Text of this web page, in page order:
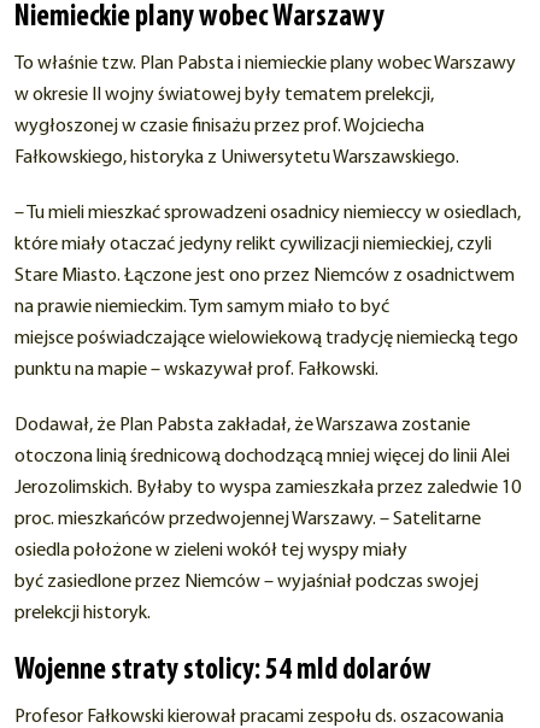
Niemieckie plany wobec Warszawy
To właśnie tzw. Plan Pabsta i niemieckie plany wobec Warszawy
w okresie II wojny światowej były tematem prelekcji,
wygłoszonej w czasie finisażu przez prof. Wojciecha
Fałkowskiego, historyka z Uniwersytetu Warszawskiego.
– Tu mieli mieszkać sprowadzeni osadnicy niemieccy w osiedlach,
które miały otaczać jedyny relikt cywilizacji niemieckiej, czyli
Stare Miasto. Łączone jest ono przez Niemców z osadnictwem
na prawie niemieckim. Tym samym miało to być
miejsce poświadczające wielowiekową tradycję niemiecką tego
punktu na mapie – wskazywał prof. Fałkowski.
Dodawał, że Plan Pabsta zakładał, że Warszawa zostanie
otoczona linią średnicową dochodzącą mniej więcej do linii Alei
Jerozolimskich. Byłaby to wyspa zamieszkała przez zaledwie 10
proc. mieszkańców przedwojennej Warszawy. – Satelitarne
osiedla położone w zieleni wokół tej wyspy miały
być zasiedlone przez Niemców – wyjaśniał podczas swojej
prelekcji historyk.
Wojenne straty stolicy: 54 mld dolarów
Profesor Fałkowski kierował pracami zespołu ds. oszacowania